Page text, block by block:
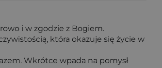
i w zgodzie z Bogiem.
która okazuje się życie w
Wkrótce wpada na pomysł